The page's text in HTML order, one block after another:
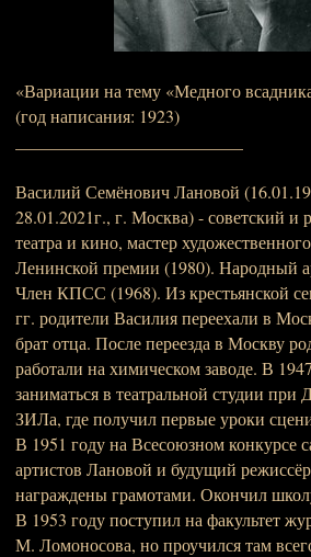
«Вариации на тему «Медного
(год написания: 1923)
Василий Семёнович Лановой
28.01.2021г., г. Москва) - советский и
театра и кино, мастер
Ленинской премии (1980). Народный
Член КПСС (1968). Из крестьянской
гг. родители Василия переехали в
брат отца. После переезда в Москву
работали на химическом заводе. В
заниматься в театральной студии при
ЗИЛа, где получил первые уроки
В 1951 году на Всесоюзном конкурсе
артистов Лановой и будущий
награждены грамотами. Окончил
В 1953 году поступил на факультет
М. Ломоносова, но проучился там